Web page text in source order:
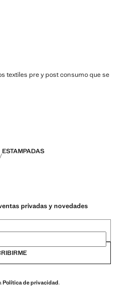
textiles pre y post consumo que se
ESTAMPADAS
privadas y novedades
Política de privacidad.